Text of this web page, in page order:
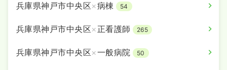
兵庫県神戸市中央区×病棟 54
兵庫県神戸市中央区× 正看護師 265
兵庫県神戸市中央区×一般病院 50